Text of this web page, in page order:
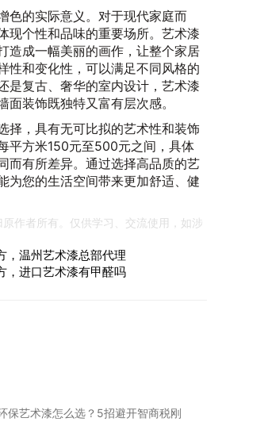
色的实际意义。对于现代家庭而
现个性和品味的重要场所。艺术漆
造成一幅美丽的画作，让整个家居
性和变化性，可以满足不同风格的
是复古、奢华的室内设计，艺术漆
装饰既独特又富有层次感。
择，具有无可比拟的艺术性和装饰
平方米150元至500元之间，具体
而有所差异。通过选择高品质的艺
为您的生活空间带来更加舒适、健
作者所有。仅供学习、交流使用，如涉
，温州艺术漆总部代理
，进口艺术漆有甲醛吗
保艺术漆怎么选？5招避开智商税刚